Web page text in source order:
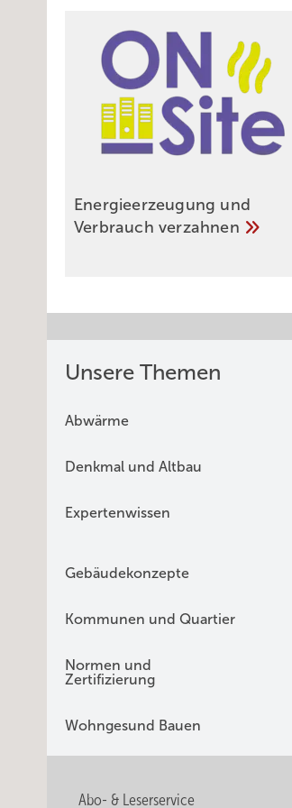
Energieerzeugung und
Verbrauch verzahnen
Unsere Themen
Abwärme
Denkmal und Altbau
Expertenwissen
Gebäudekonzepte
Kommunen und Quartier
Normen und
Zertifizierung
Wohngesund Bauen
Abo- & Leserservice